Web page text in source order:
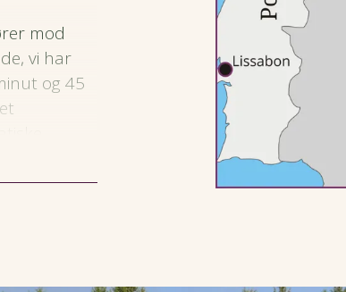
mod
vi har
og 45
i al dens